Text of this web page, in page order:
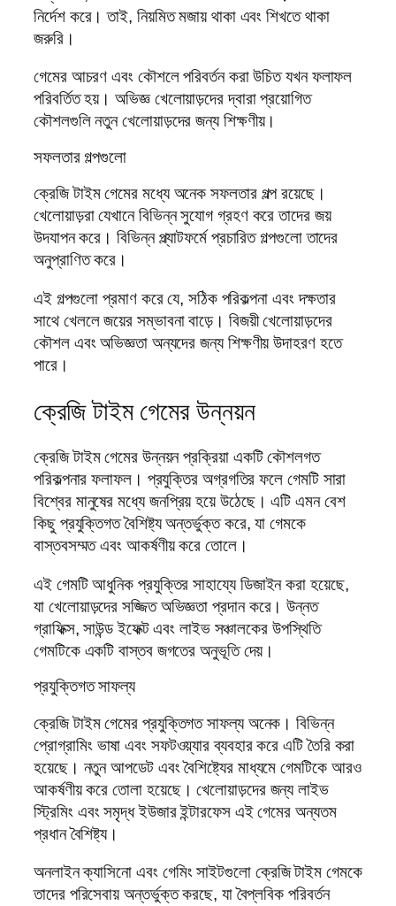
নির্দেশ করে। তাই, নিয়মিত মজায় থাকা এবং শিখতে থাকা
জরুরি।
গেমের আচরণ এবং কৌশলে পরিবর্তন করা উচিত যখন ফলাফল
পরিবর্তিত হয়। অভিজ্ঞ খেলোয়াড়দের দ্বারা প্রয়োগিত
কৌশলগুলি নতুন খেলোয়াড়দের জন্য শিক্ষণীয়।
সফলতার গল্পগুলো
ক্রেজি টাইম গেমের মধ্যে অনেক সফলতার গল্প রয়েছে।
খেলোয়াড়রা যেখানে বিভিন্ন সুযোগ গ্রহণ করে তাদের জয়
উদযাপন করে। বিভিন্ন প্ল্যাটফর্মে প্রচারিত গল্পগুলো তাদের
অনুপ্রাণিত করে।
এই গল্পগুলো প্রমাণ করে যে, সঠিক পরিকল্পনা এবং দক্ষতার
সাথে খেললে জয়ের সম্ভাবনা বাড়ে। বিজয়ী খেলোয়াড়দের
কৌশল এবং অভিজ্ঞতা অন্যদের জন্য শিক্ষণীয় উদাহরণ হতে
পারে।
ক্রেজি টাইম গেমের উন্নয়ন
ক্রেজি টাইম গেমের উন্নয়ন প্রক্রিয়া একটি কৌশলগত
পরিকল্পনার ফলাফল। প্রযুক্তির অগ্রগতির ফলে গেমটি সারা
বিশ্বের মানুষের মধ্যে জনপ্রিয় হয়ে উঠেছে। এটি এমন বেশ
কিছু প্রযুক্তিগত বৈশিষ্ট্য অন্তর্ভুক্ত করে, যা গেমকে
বাস্তবসম্মত এবং আকর্ষণীয় করে তোলে।
এই গেমটি আধুনিক প্রযুক্তির সাহায্যে ডিজাইন করা হয়েছে,
যা খেলোয়াড়দের সজ্জিত অভিজ্ঞতা প্রদান করে। উন্নত
গ্রাফিক্স, সাউন্ড ইফেক্ট এবং লাইভ সঞ্চালকের উপস্থিতি
গেমটিকে একটি বাস্তব জগতের অনুভূতি দেয়।
প্রযুক্তিগত সাফল্য
ক্রেজি টাইম গেমের প্রযুক্তিগত সাফল্য অনেক। বিভিন্ন
প্রোগ্রামিং ভাষা এবং সফটওয়্যার ব্যবহার করে এটি তৈরি করা
হয়েছে। নতুন আপডেট এবং বৈশিষ্ট্যের মাধ্যমে গেমটিকে আরও
আকর্ষণীয় করে তোলা হয়েছে। খেলোয়াড়দের জন্য লাইভ
স্ট্রিমিং এবং সমৃদ্ধ ইউজার ইন্টারফেস এই গেমের অন্যতম
প্রধান বৈশিষ্ট্য।
অনলাইন ক্যাসিনো এবং গেমিং সাইটগুলো ক্রেজি টাইম গেমকে
তাদের পরিসেবায় অন্তর্ভুক্ত করছে, যা বৈপ্লবিক পরিবর্তন